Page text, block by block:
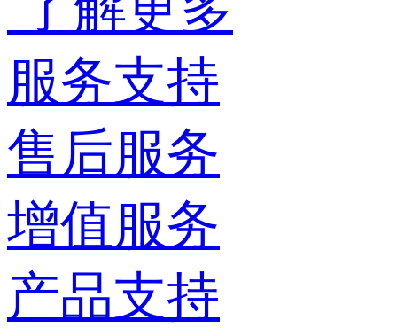
服务支持
售后服务
增值服务
产品支持